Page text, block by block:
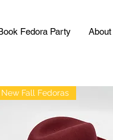
Fedora Party About
New Fall Fedoras